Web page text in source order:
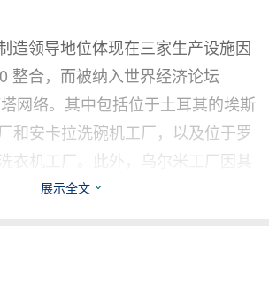
造领导地位体现在三家生产设施因
整合，而被纳入世界经济论坛
塔网络。其中包括位于土耳其的埃斯
和安卡拉洗碗机工厂，以及位于罗
衣机工厂。此外，乌尔米工厂因其
理、先进的废水处理以及 100% 可
展示全文